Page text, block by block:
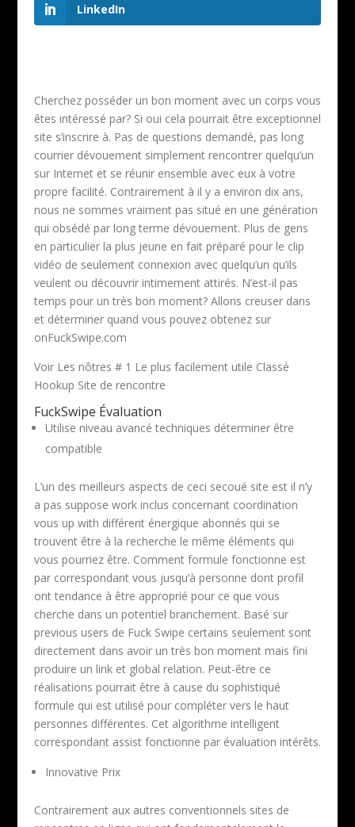
LinkedIn
Cherchez posséder un bon moment avec un corps vous
êtes intéressé par? Si oui cela pourrait être exceptionnel
site s’inscrire à. Pas de questions demandé, pas long
courrier dévouement simplement rencontrer quelqu’un
sur Internet et se réunir ensemble avec eux à votre
propre facilité. Contrairement à il y a environ dix ans,
nous ne sommes vraiment pas situé en une génération
qui obsédé par long terme dévouement. Plus de gens
en particulier la plus jeune en fait préparé pour le clip
vidéo de seulement connexion avec quelqu’un qu’ils
veulent ou découvrir intimement attirés. N’est-il pas
temps pour un très bon moment? Allons creuser dans
et déterminer quand vous pouvez obtenez sur
onFuckSwipe.com
Voir Les nôtres # 1 Le plus facilement utile Classé
Hookup Site de rencontre
FuckSwipe Évaluation
Utilise niveau avancé techniques déterminer être
compatible
L’un des meilleurs aspects de ceci secoué site est il n’y
a pas suppose work inclus concernant coordination
vous up with différent énergique abonnés qui se
trouvent être à la recherche le même éléments qui
vous pourriez être. Comment formule fonctionne est
par correspondant vous jusqu’à personne dont profil
ont tendance à être approprié pour ce que vous
cherche dans un potentiel branchement. Basé sur
previous users de Fuck Swipe certains seulement sont
directement dans avoir un très bon moment mais fini
produire un link et global relation. Peut-être ce
réalisations pourrait être à cause du sophistiqué
formule qui est utilisé pour compléter vers le haut
personnes différentes. Cet algorithme intelligent
correspondant assist fonctionne par évaluation intérêts.
Innovative Prix
Contrairement aux autres conventionnels sites de